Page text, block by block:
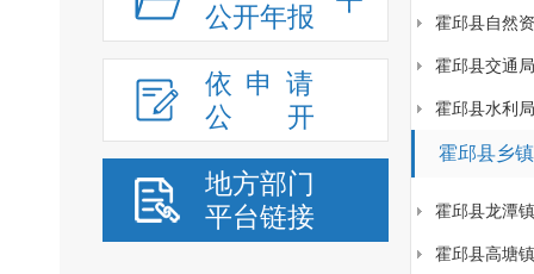
公开年报
依申请
公
开
地方部门
平台链接
霍邱县自然
霍邱县交通局
霍邱县水利局
霍邱县乡
霍邱县龙潭镇
霍邱县高塘镇